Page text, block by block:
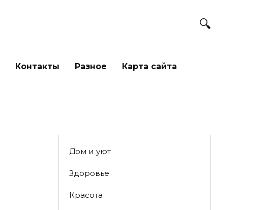
Контакты Разное Карта сайта
Дом и уют
Здоровье
Красота